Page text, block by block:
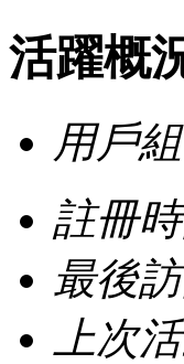
活躍概
用戶組
註冊
最後
上次